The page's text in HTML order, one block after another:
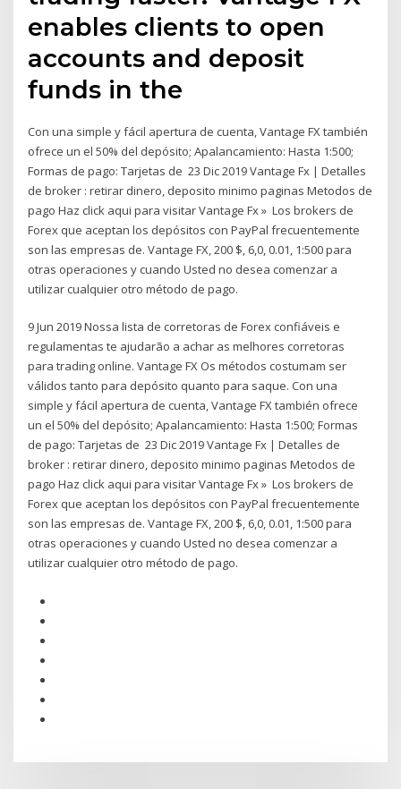
enables clients to open
accounts and deposit
funds in the
Con una simple y fácil apertura de cuenta, Vantage FX también
ofrece un el 50% del depósito; Apalancamiento: Hasta 1:500;
Formas de pago: Tarjetas de 23 Dic 2019 Vantage Fx | Detalles
de broker : retirar dinero, deposito minimo paginas Metodos de
pago Haz click aqui para visitar Vantage Fx » Los brokers de
Forex que aceptan los depósitos con PayPal frecuentemente
son las empresas de. Vantage FX, 200 $, 6,0, 0.01, 1:500 para
otras operaciones y cuando Usted no desea comenzar a
utilizar cualquier otro método de pago.
9 Jun 2019 Nossa lista de corretoras de Forex confiáveis e
regulamentas te ajudarão a achar as melhores corretoras
para trading online. Vantage FX Os métodos costumam ser
válidos tanto para depósito quanto para saque. Con una
simple y fácil apertura de cuenta, Vantage FX también ofrece
un el 50% del depósito; Apalancamiento: Hasta 1:500; Formas
de pago: Tarjetas de 23 Dic 2019 Vantage Fx | Detalles de
broker : retirar dinero, deposito minimo paginas Metodos de
pago Haz click aqui para visitar Vantage Fx » Los brokers de
Forex que aceptan los depósitos con PayPal frecuentemente
son las empresas de. Vantage FX, 200 $, 6,0, 0.01, 1:500 para
otras operaciones y cuando Usted no desea comenzar a
utilizar cualquier otro método de pago.